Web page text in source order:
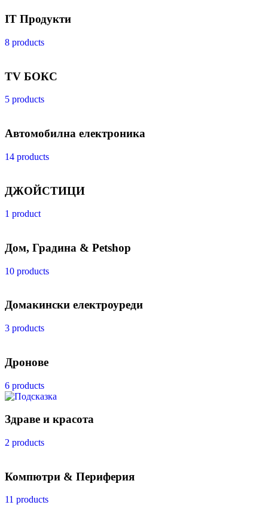
IT Продукти
8 products
TV БОКС
5 products
Автомобилна електроника
14 products
ДЖОЙСТИЦИ
1 product
Дом, Градина & Petshop
10 products
Домакински електроуреди
3 products
Дронове
6 products
Здраве и красота
2 products
Компютри & Периферия
11 products